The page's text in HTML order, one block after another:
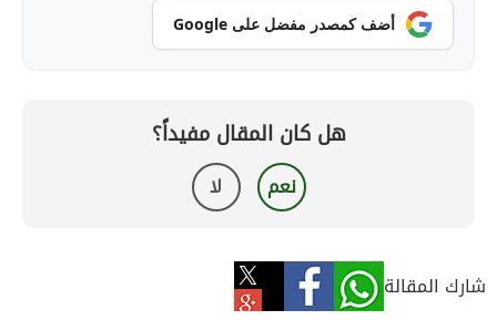
أضف كمصدر مفضل على Google
هل كان المقال مفيداً؟
نعم لا
شارك المقالة